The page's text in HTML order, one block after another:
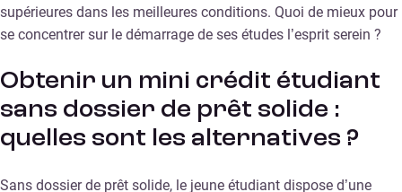
supérieures dans les meilleures conditions. Quoi de mieux pour
se concentrer sur le démarrage de ses études l’esprit serein ?
Obtenir un mini crédit étudiant
sans dossier de prêt solide :
quelles sont les alternatives ?
Sans dossier de prêt solide, le jeune étudiant dispose d’une